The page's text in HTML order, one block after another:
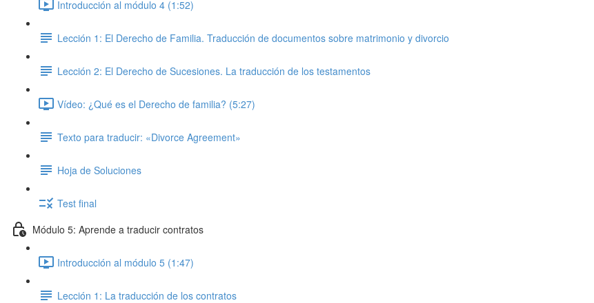
Introducción al módulo 4 (1:52)
Lección 1: El Derecho de Familia. Traducción de documentos sobre matrimonio y divorcio
Lección 2: El Derecho de Sucesiones. La traducción de los testamentos
Vídeo: ¿Qué es el Derecho de familia? (5:27)
Texto para traducir: «Divorce Agreement»
Hoja de Soluciones
Test final
Módulo 5: Aprende a traducir contratos
Introducción al módulo 5 (1:47)
Lección 1: La traducción de los contratos